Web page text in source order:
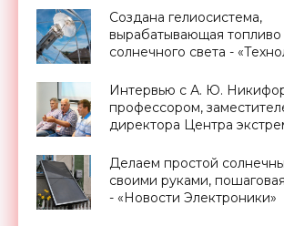
Создана гелиосистема,
вырабатывающая топливо
солнечного света -
Интервью с А. Ю.
профессором,
директора Центра
МИФИ - «Смартфоны»
Делаем простой
своими руками,
- «Новости Электроники»